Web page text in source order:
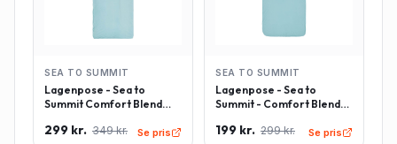
SEA TO SUMMIT
Lagenpose - Sea to
Summit Comfort Blend
pudeindlæg -
299 kr. 349 kr. Se pris
SEA TO SUMMIT
Lagenpose - Sea to
Summit - Comfort Blend
Rektangulær - Lyseblå
199 kr. 299 kr. Se pris